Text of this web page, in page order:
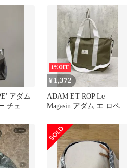
アダム
チェー
1%OFF
¥ 1,372
ADAM ET ROP Le
Magasin アダム エ ロペ
トート バッグ /カーキ ■■
レディース